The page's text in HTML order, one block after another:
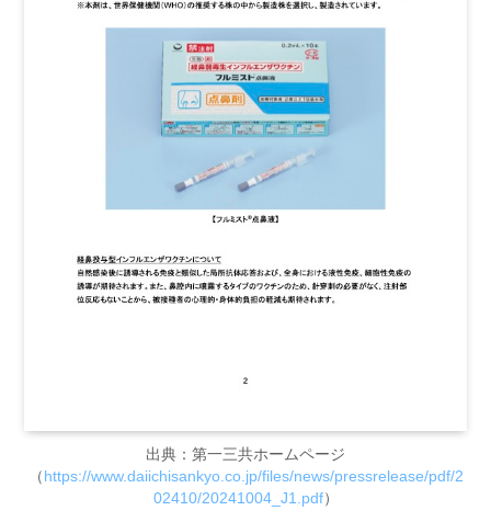
出典：第一三共ホームページ
（https://www.daiichisankyo.co.jp/files/news/pressrelease/pdf/2
02410/20241004_J1.pdf）